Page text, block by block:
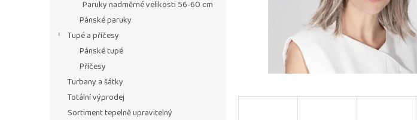
Paruky nadměrné velikosti 56-60 cm
Pánské paruky
Tupé a příčesy
Pánské tupé
Příčesy
Turbany a šátky
Totální výprodej
Sortiment tepelně upravitelný